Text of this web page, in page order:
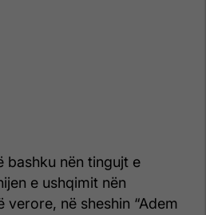
bashku nën tingujt e
e ushqimit nën
në sheshin “Adem